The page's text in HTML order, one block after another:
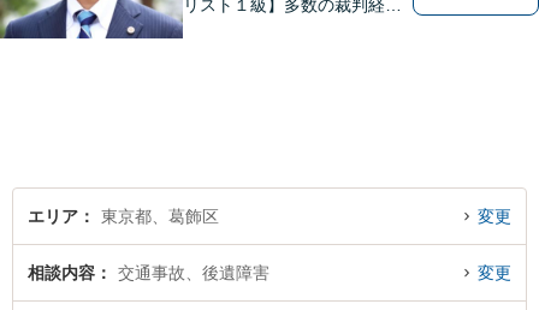
リスト１級】多数の裁判経験
エリア 東京都、葛飾区 変更
相談内容 交通事故、後遺障害 変更